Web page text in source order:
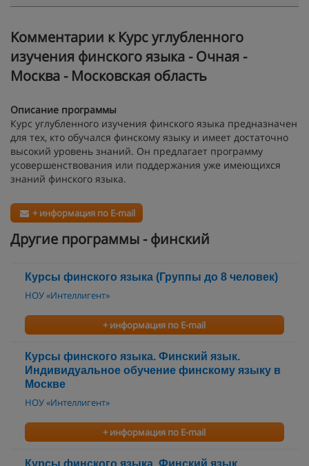
Kомментарии к Курс углубленного
изучения финского языка - Очная -
Москва - Московская область
Описание программы
Курс углубленного изучения финского языка предназначен
для тех, кто обучался финскому языку и имеет достаточно
высокий уровень знаний. Он предлагает программу
усовершенствования или поддержания уже имеющихся
знаний финского языка.
+ информация по E-mail
Другие программы - финский
Курсы финского языка (Группы до 8 человек)
НОУ «Интеллигент»
+ информация по E-mail
Курсы финского языка. Финский язык.
Индивидуальное обучение финскому языку в
Москве
НОУ «Интеллигент»
+ информация по E-mail
Курсы финского языка. Финский язык.